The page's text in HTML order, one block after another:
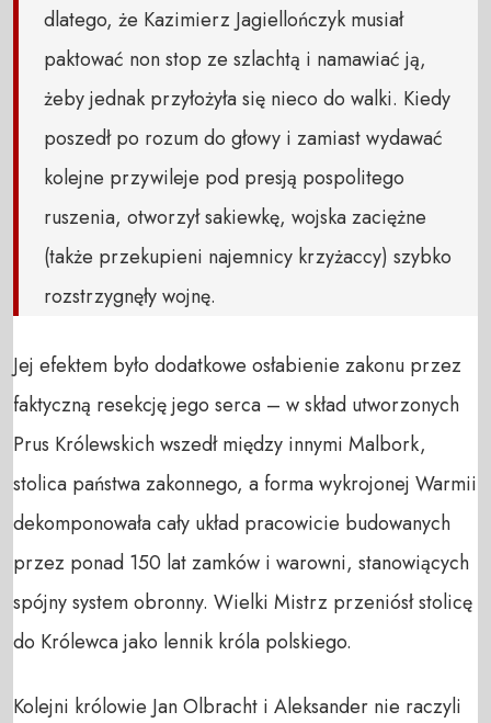
dlatego, że Kazimierz Jagiellończyk musiał
paktować non stop ze szlachtą i namawiać ją,
żeby jednak przyłożyła się nieco do walki. Kiedy
poszedł po rozum do głowy i zamiast wydawać
kolejne przywileje pod presją pospolitego
ruszenia, otworzył sakiewkę, wojska zaciężne
(także przekupieni najemnicy krzyżaccy) szybko
rozstrzygnęły wojnę.
Jej efektem było dodatkowe osłabienie zakonu przez
faktyczną resekcję jego serca – w skład utworzonych
Prus Królewskich wszedł między innymi Malbork,
stolica państwa zakonnego, a forma wykrojonej Warmii
dekomponowała cały układ pracowicie budowanych
przez ponad 150 lat zamków i warowni, stanowiących
spójny system obronny. Wielki Mistrz przeniósł stolicę
do Królewca jako lennik króla polskiego.
Kolejni królowie Jan Olbracht i Aleksander nie raczyli